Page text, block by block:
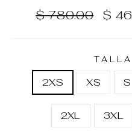
Precio
$ 780.00
oferta
$
2XS XS S
2XL 3XL